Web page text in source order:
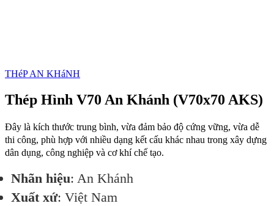
THéP AN KHáNH
Thép Hình V70 An Khánh (V70x70 AKS)
Đây là kích thước trung bình, vừa đảm bảo độ cứng vững, vừa dễ
thi công, phù hợp với nhiều dạng kết cấu khác nhau trong xây dựng
dân dụng, công nghiệp và cơ khí chế tạo.
Nhãn hiệu: An Khánh
Xuất xứ: Việt Nam